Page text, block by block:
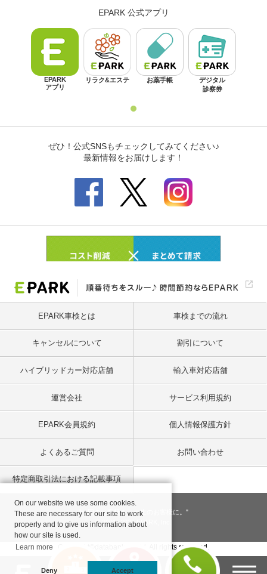
EPARK車検とは 車検までの流れ
キャンセルについて 割引について
ハイブリッドカー対応店舗 輸入車対応店舗
運営会社 サービス利用規約
EPARK会員規約 個人情報保護方針
よくあるご質問 お問い合わせ
特定商取引法における記載事項
"一回のお客様を、一生のお客様に。"
© 2001- 2026 EPARK, Inc.
Copyright©databank co, ltd. All rights reserved.
On our website we use some cookies.
These are necessary for our site to work
properly and to give us information about
how our site is used.
Learn more
Deny Accept